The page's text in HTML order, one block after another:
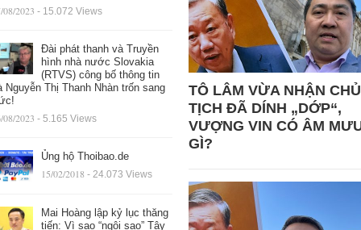
08/2023 - 15.072 Views
Đài phát thanh và Truyền
hình nhà nước Slovakia
(RTVS) công bố thông tin
Nguyễn Thị Thanh Nhàn trốn sang
08/2023 - 5.165 Views
Ủng hộ Thoibao.de
15/02/2018 - 24.073 Views
Mai Hoàng lập kỷ lục thăng
tiến: Vì sao “ngôi sao” Tây
TÔ LÂM VỪA NHẬN CHỦ
TỊCH ĐÃ DÍNH „DỚP“,
VƯỢNG VIN CÓ ÂM
GÌ?